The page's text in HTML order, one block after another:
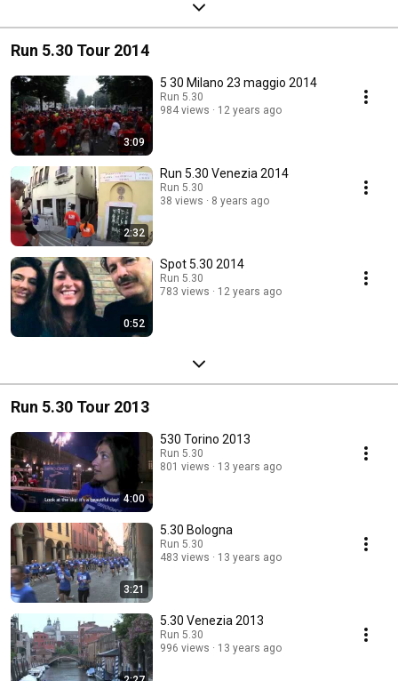
Run 5.30 Tour 2014
3:09
5 30 Milano 23 maggio 2014
Run 5.30
984 views
12 years ago
2:32
Run 5.30 Venezia 2014
Run 5.30
38 views
8 years ago
0:52
Spot 5.30 2014
Run 5.30
783 views
12 years ago
Run 5.30 Tour 2013
4:00
530 Torino 2013
Run 5.30
801 views
13 years ago
3:21
5.30 Bologna
Run 5.30
483 views
13 years ago
5.30 Venezia 2013
Run 5.30
996 views
13 years ago